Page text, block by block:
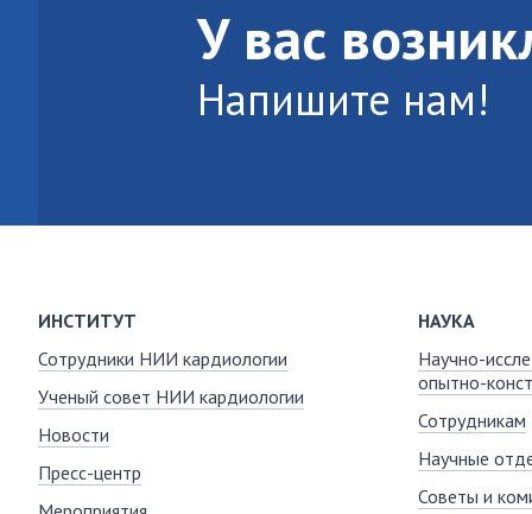
У вас
Напишите нам!
ИНСТИТУТ
Сотрудники НИИ кардиологии
Ученый совет НИИ кардиологии
Новости
Пресс-центр
НАУКА
Научно-
опытно-
Сотрудникам
Научные
Советы и